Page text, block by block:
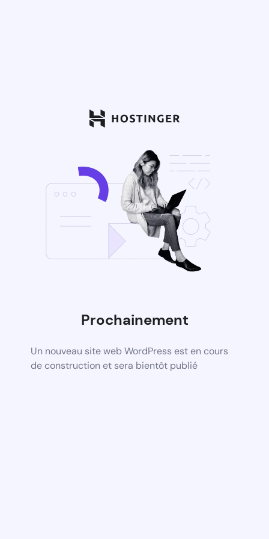
Prochainement
Un nouveau site web WordPress est en cours
de construction et sera bientôt publié